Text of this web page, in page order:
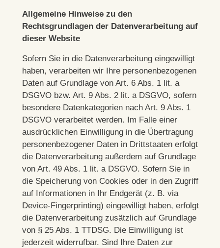
Allgemeine Hinweise zu den
Rechtsgrundlagen der Datenverarbeitung auf
dieser Website
Sofern Sie in die Datenverarbeitung eingewilligt
haben, verarbeiten wir Ihre personenbezogenen
Daten auf Grundlage von Art. 6 Abs. 1 lit. a
DSGVO bzw. Art. 9 Abs. 2 lit. a DSGVO, sofern
besondere Datenkategorien nach Art. 9 Abs. 1
DSGVO verarbeitet werden. Im Falle einer
ausdrücklichen Einwilligung in die Übertragung
personenbezogener Daten in Drittstaaten erfolgt
die Datenverarbeitung außerdem auf Grundlage
von Art. 49 Abs. 1 lit. a DSGVO. Sofern Sie in
die Speicherung von Cookies oder in den Zugriff
auf Informationen in Ihr Endgerät (z. B. via
Device-Fingerprinting) eingewilligt haben, erfolgt
die Datenverarbeitung zusätzlich auf Grundlage
von § 25 Abs. 1 TTDSG. Die Einwilligung ist
jederzeit widerrufbar. Sind Ihre Daten zur